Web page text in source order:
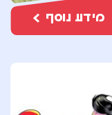
מידע נוסף